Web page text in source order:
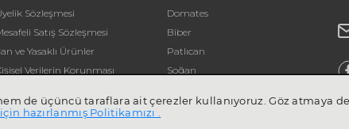
Sözleşmesi
Satış Sözleşmesi
ve Yasaklı Ürünler
Verilerin Korunması
Domates
Biber
Patlıcan
Soğan
de üçüncü taraflara ait çerezler kullanıyoruz. Göz atmaya
hazırlanmış Politikamızı .